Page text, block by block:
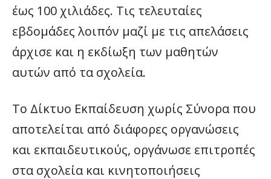
έως 100 χιλιάδες. Τις τελευταίες
εβδομάδες λοιπόν μαζί με τις απελάσεις
άρχισε και η εκδίωξη των μαθητών
αυτών από τα σχολεία.
Το Δίκτυο Εκπαίδευση χωρίς Σύνορα που
αποτελείται από διάφορες οργανώσεις
και εκπαιδευτικούς, οργάνωσε επιτροπές
στα σχολεία και κινητοποιήσεις